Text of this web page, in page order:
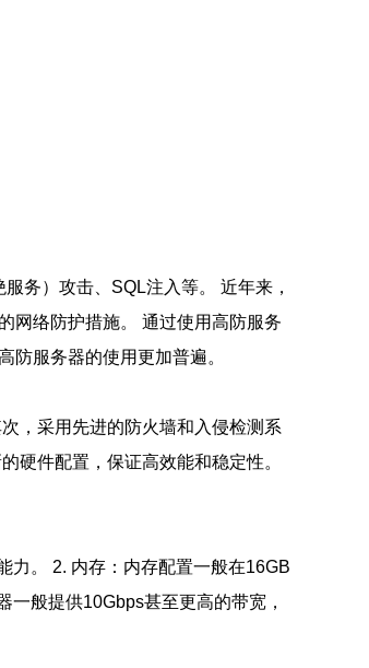
务）攻击、SQL注入等。 近年来，
网络防护措施。 通过使用高防服务
服务器的使用更加普遍。
，采用先进的防火墙和入侵检测系
硬件配置，保证高效能和稳定性。
力。 2. 内存：内存配置一般在16GB
般提供10Gbps甚至更高的带宽，